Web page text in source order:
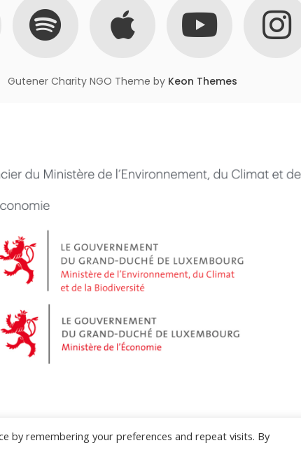
Gutener Charity NGO Theme by Keon Themes
by remembering your preferences and repeat visits. By